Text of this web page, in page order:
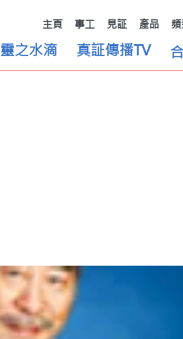
主頁 事工 見証 產品
靈之水滴 真証傳播TV